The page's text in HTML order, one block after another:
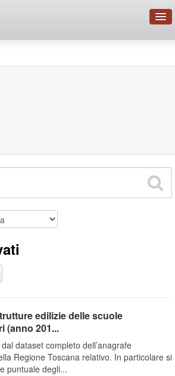
edilizie delle scuole
(anno 201...
dataset completo dell’anagrafe
Regione Toscana relativo. In particolare si
puntuale degli...